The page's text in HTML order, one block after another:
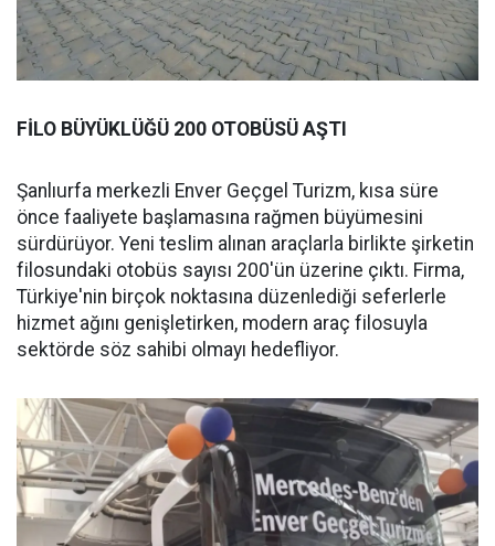
FİLO BÜYÜKLÜĞÜ 200 OTOBÜSÜ AŞTI
Şanlıurfa merkezli Enver Geçgel Turizm, kısa süre
önce faaliyete başlamasına rağmen büyümesini
sürdürüyor. Yeni teslim alınan araçlarla birlikte şirketin
filosundaki otobüs sayısı 200'ün üzerine çıktı. Firma,
Türkiye'nin birçok noktasına düzenlediği seferlerle
hizmet ağını genişletirken, modern araç filosuyla
sektörde söz sahibi olmayı hedefliyor.